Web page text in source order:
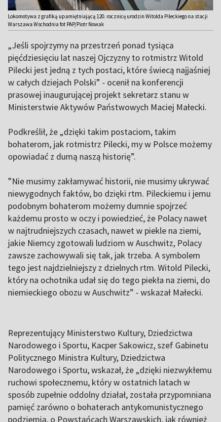
Lokomotywa z grafiką upamiętniającą 120. rocznicę urodzin Witolda Pileckiego na stacji
Warszawa Wschodnia fot PAP/Piotr Nowak
„Jeśli spojrzymy na przestrzeń ponad tysiąca
pięćdziesięciu lat naszej Ojczyzny to rotmistrz Witold
Pilecki jest jedną z tych postaci, które świecą najjaśniej
w całych dziejach Polski” - ocenił na konferencji
prasowej inaugurującej projekt sekretarz stanu w
Ministerstwie Aktywów Państwowych Maciej Małecki.
Podkreślił, że „dzięki takim postaciom, takim
bohaterom, jak rotmistrz Pilecki, my w Polsce możemy
opowiadać z dumą naszą historię”.
”Nie musimy zakłamywać historii, nie musimy ukrywać
niewygodnych faktów, bo dzięki rtm. Pileckiemu i jemu
podobnym bohaterom możemy dumnie spojrzeć
każdemu prosto w oczy i powiedzieć, że Polacy nawet
w najtrudniejszych czasach, nawet w piekle na ziemi,
jakie Niemcy zgotowali ludziom w Auschwitz, Polacy
zawsze zachowywali się tak, jak trzeba. A symbolem
tego jest najdzielniejszy z dzielnych rtm. Witold Pilecki,
który na ochotnika udał się do tego piekła na ziemi, do
niemieckiego obozu w Auschwitz” - wskazał Małecki.
Reprezentujący Ministerstwo Kultury, Dziedzictwa
Narodowego i Sportu, Kacper Sakowicz, szef Gabinetu
Politycznego Ministra Kultury, Dziedzictwa
Narodowego i Sportu, wskazał, że „dzięki niezwykłemu
ruchowi społecznemu, który w ostatnich latach w
sposób zupełnie oddolny działał, została przypomniana
pamięć zarówno o bohaterach antykomunistycznego
podziemia, o Powstańcach Warszawskich, jak również